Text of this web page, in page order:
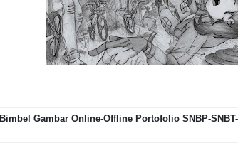
Bimbel Gambar Online-Offline Portofolio SNBP-